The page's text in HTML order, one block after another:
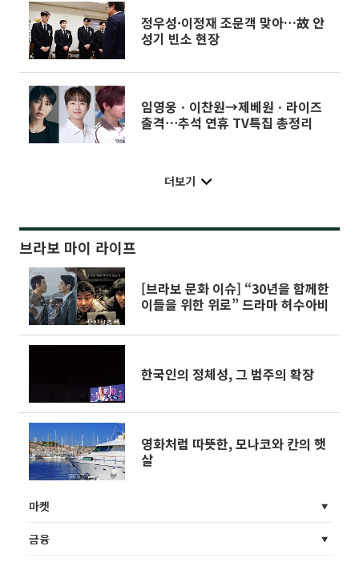
정우성·이정재 조문객 맞아…故 안
성기 빈소 현장
임영웅ㆍ이찬원→제베원ㆍ라이즈
출격⋯추석 연휴 TV특집 총정리
더보기
브라보 마이 라이프
[브라보 문화 이슈] “30년을 함께한
이들을 위한 위로” 드라마 허수아비
한국인의 정체성, 그 범주의 확장
영화처럼 따뜻한, 모나코와 칸의 햇
살
마켓
금융